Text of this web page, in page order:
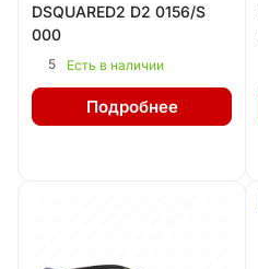
DSQUARED2 D2 0156/S
000
5 Есть в наличии
Подробнее